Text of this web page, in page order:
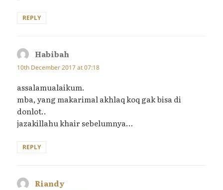
REPLY
Habibah
10th December 2017 at 07:18
assalamualaikum.
mba, yang makarimal akhlaq koq gak bisa di
donlot..
jazakillahu khair sebelumnya…
REPLY
Riandy